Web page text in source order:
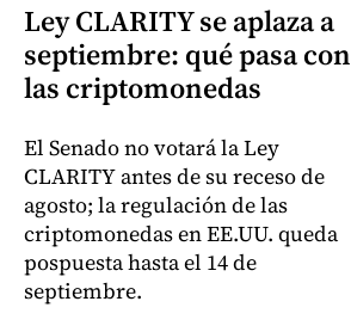
Ley CLARITY se aplaza a
septiembre: qué pasa con
las criptomonedas
El Senado no votará la Ley
CLARITY antes de su receso de
agosto; la regulación de las
criptomonedas en EE.UU. queda
pospuesta hasta el 14 de
septiembre.